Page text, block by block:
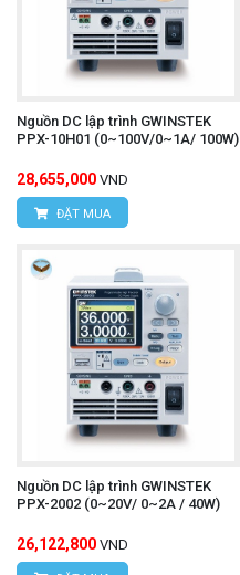
Nguồn DC lập trình GWINSTEK
PPX-10H01 (0~100V/0~1A/ 100W)
28,655,000 VND
ĐẶT MUA
Nguồn DC lập trình GWINSTEK
PPX-2002 (0~20V/ 0~2A / 40W)
26,122,800 VND